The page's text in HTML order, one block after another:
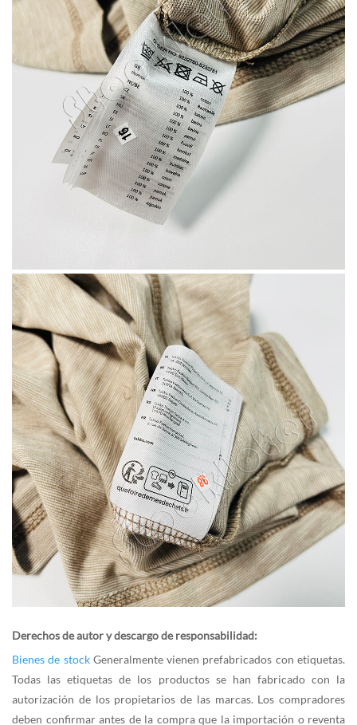
Derechos de autor y descargo de responsabilidad:
Bienes de stock Generalmente vienen prefabricados con etiquetas.
Todas las etiquetas de los productos se han fabricado con la
autorización de los propietarios de las marcas. Los compradores
deben confirmar antes de la compra que la importación o reventa